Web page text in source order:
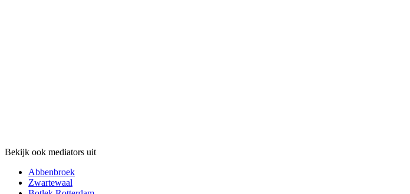
Bekijk ook mediators uit
Abbenbroek
Zwartewaal